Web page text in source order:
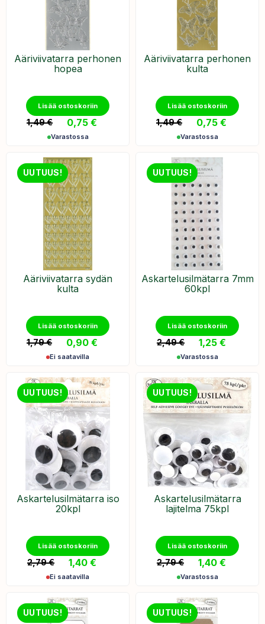
Ääriviivatarra perhonen
hopea
Lisää ostoskoriin
1,49€ 0,75 €
Varastossa
Ääriviivatarra perhonen
kulta
Lisää ostoskoriin
1,49€ 0,75 €
Varastossa
UUTUUS!
Ääriviivatarra sydän
kulta
Lisää ostoskoriin
1,79€ 0,90 €
Ei saatavilla
UUTUUS!
Askartelusilmätarra 7mm
60kpl
Lisää ostoskoriin
2,49€ 1,25 €
Varastossa
UUTUUS!
Askartelusilmätarra iso
20kpl
Lisää ostoskoriin
2,79€ 1,40 €
Ei saatavilla
UUTUUS!
Askartelusilmätarra
lajitelma 75kpl
Lisää ostoskoriin
2,79€ 1,40 €
Varastossa
UUTUUS! UUTUUS!